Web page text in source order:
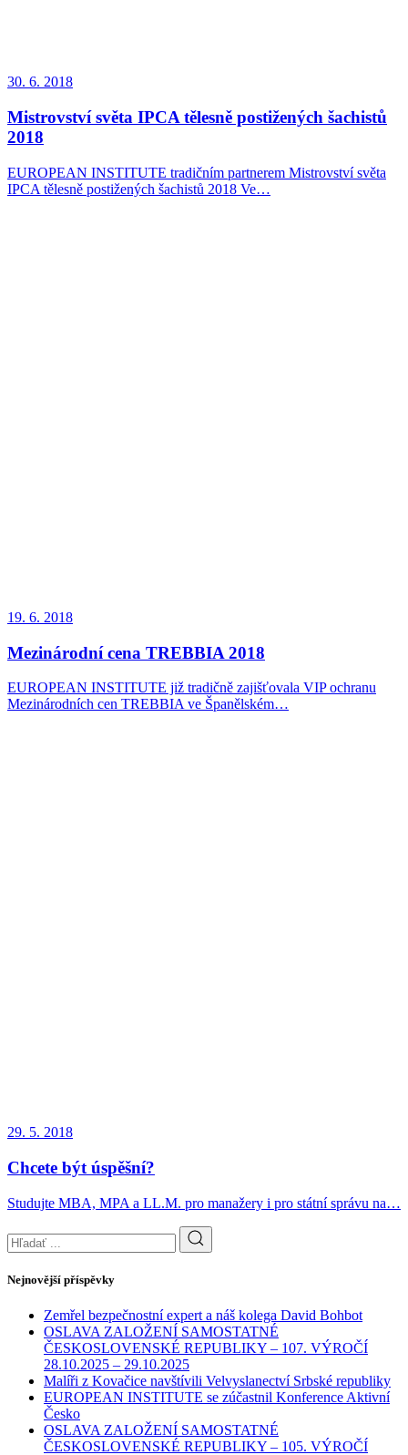
30. 6. 2018
Mistrovství světa IPCA tělesně postižených šachistů
2018
EUROPEAN INSTITUTE tradičním partnerem Mistrovství světa
IPCA tělesně postižených šachistů 2018 Ve…
19. 6. 2018
Mezinárodní cena TREBBIA 2018
EUROPEAN INSTITUTE již tradičně zajišťovala VIP ochranu
Mezinárodních cen TREBBIA ve Španělském…
29. 5. 2018
Chcete být úspěšní?
Studujte MBA, MPA a LL.M. pro manažery i pro státní správu na…
Nejnovější příspěvky
Zemřel bezpečnostní expert a náš kolega David Bohbot
OSLAVA ZALOŽENÍ SAMOSTATNÉ
ČESKOSLOVENSKÉ REPUBLIKY – 107. VÝROČÍ
28.10.2025 – 29.10.2025
Malíři z Kovačice navštívili Velvyslanectví Srbské republiky
EUROPEAN INSTITUTE se zúčastnil Konference Aktivní
Česko
OSLAVA ZALOŽENÍ SAMOSTATNÉ
ČESKOSLOVENSKÉ REPUBLIKY – 105. VÝROČÍ